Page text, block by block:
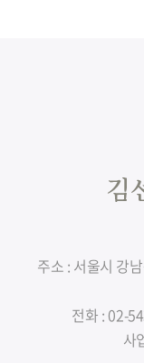
주소 : 서울시 강
전화 : 02-
사